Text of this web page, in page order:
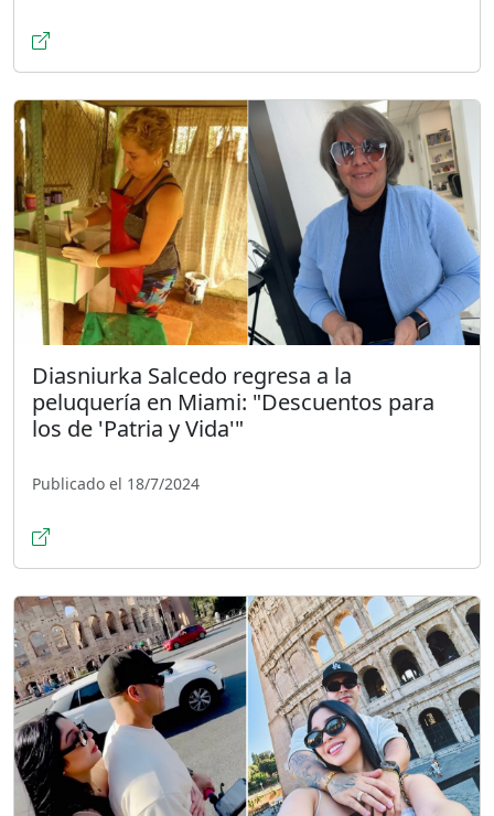
Diasniurka Salcedo regresa a la
peluquería en Miami: "Descuentos para
los de 'Patria y Vida'"
Publicado el 18/7/2024